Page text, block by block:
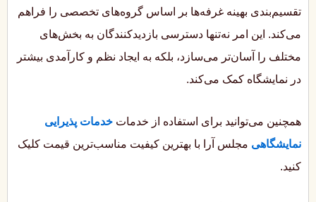
تقسیم‌بندی بهینه غرفه‌ها بر اساس گروه‌های تخصصی را فراهم
می‌کند. این امر نه‌تنها دسترسی بازدیدکنندگان به بخش‌های
مختلف را آسان‌تر می‌سازد، بلکه به ایجاد نظم و کارآمدی بیشتر
در نمایشگاه کمک می‌کند.
همچنین می‌توانید برای استفاده از خدمات خدمات پذیرایی
نمایشگاهی مجلس آرا با بهترین کیفیت مناسب‌ترین قیمت کلیک
کنید.